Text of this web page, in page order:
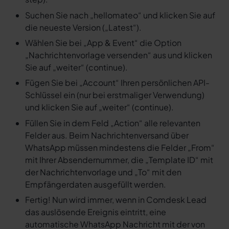
Suchen Sie nach „hellomateo“ und klicken Sie auf
die neueste Version („Latest“).
Wählen Sie bei „App & Event“ die Option
„Nachrichtenvorlage versenden“ aus und klicken
Sie auf „weiter“ (continue).
Fügen Sie bei „Account“ Ihren persönlichen API-
Schlüssel ein (nur bei erstmaliger Verwendung)
und klicken Sie auf „weiter“ (continue).
Füllen Sie in dem Feld „Action“ alle relevanten
Felder aus. Beim Nachrichtenversand über
WhatsApp müssen mindestens die Felder „From“
mit Ihrer Absendernummer, die „Template ID“ mit
der Nachrichtenvorlage und „To“ mit den
Empfängerdaten ausgefüllt werden.
Fertig! Nun wird immer, wenn in Comdesk Lead
das auslösende Ereignis eintritt, eine
automatische WhatsApp Nachricht mit der von